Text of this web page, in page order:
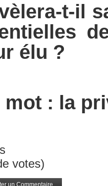
t-il
élu ?
mot : la
votes)
un Commentaire